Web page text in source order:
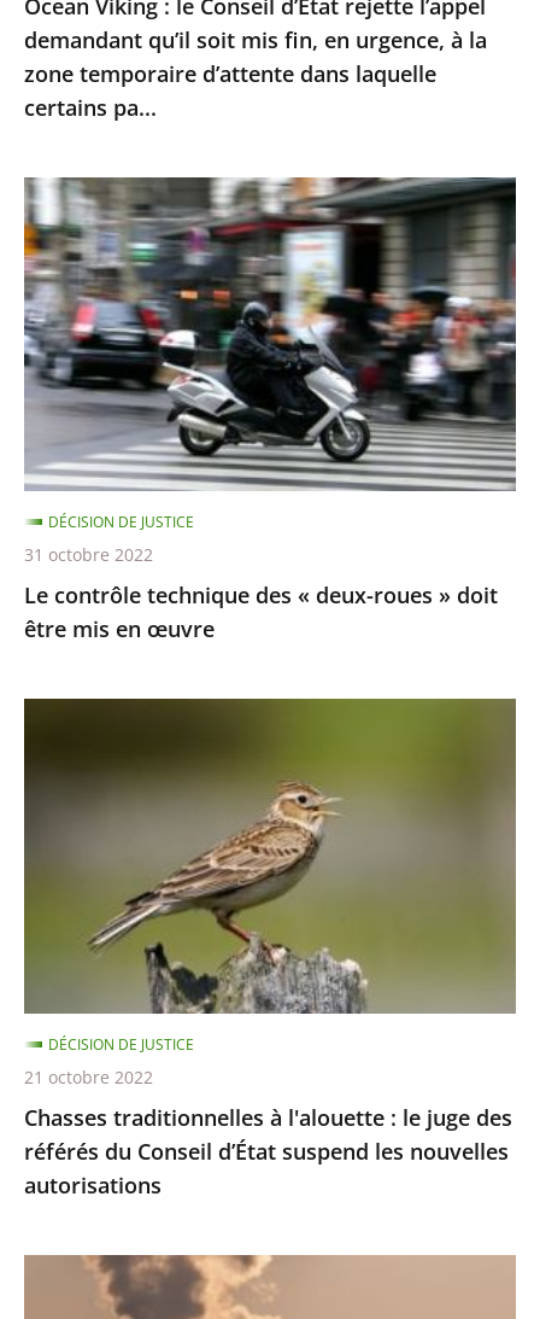
en
urgence,
temporaire
d’attente
dans
laquelle
certains
pa...
Ocean Viking : le Conseil d’État rejette l’appel
demandant qu’il soit mis fin, en urgence, à la
zone temporaire d’attente dans laquelle
certains pa...
Le
contrôle
technique
des
«
deux-
roues
doit
être
mis
en
œuvre
Le contrôle technique des « deux-roues » doit
être mis en œuvre
DÉCISION DE JUSTICE
31 octobre 2022
du
Conseil
d’État
suspend
les
nouvelles
Chasses traditionnelles à l'alouette : le juge des
référés du Conseil d’État suspend les nouvelles
autorisations
DÉCISION DE JUSTICE
21 octobre 2022
Pollution